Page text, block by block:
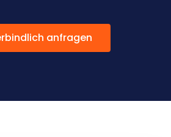
anfragen